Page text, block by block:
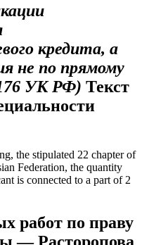
кредита, а
не по прямому
УК РФ) Текст
the stipulated 22 chapter of
Federation, the quantity
is connected to a part of 2
работ по праву
— Расторопова